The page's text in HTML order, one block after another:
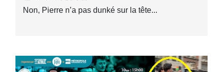
Non, Pierre n’a pas dunké sur la tête...